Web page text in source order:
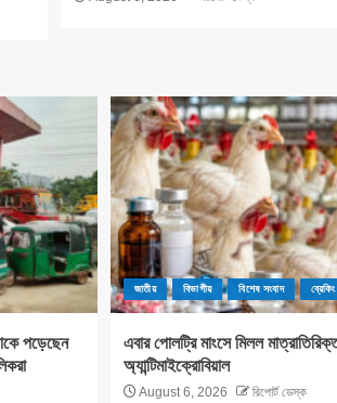
পড়েছেন
জাতীয় বিভাগীয় বিশেষ সংবাদ ব্রেকিং
এবার পোলট্রি মাংসে মিলল
অ্যান্টিমাইক্রোবিয়াল
August 6, 2026 রিপোর্ট ডেস্ক